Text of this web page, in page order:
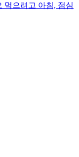
먹으려고 아침, 점심